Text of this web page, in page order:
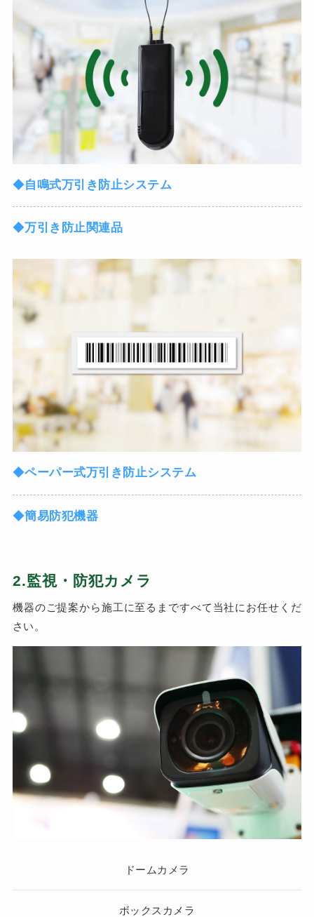
◆自鳴式万引き防止システム
◆万引き防止関連品
◆ペーパー式万引き防止システム
◆簡易防犯機器
2.監視・防犯カメラ
機器のご提案から施工に至るまですべて当社にお任せくだ
さい。
ドームカメラ
ボックスカメラ